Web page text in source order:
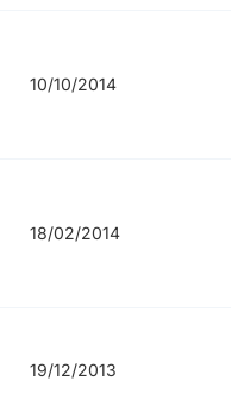
10/10/2014
18/02/2014
19/12/2013